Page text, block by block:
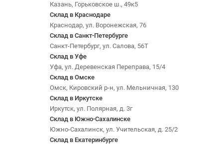
Казань, Горьковское ш., 49к5
Склад в Краснодаре
Краснодар, ул. Воронежская, 76
Склад в Санкт-Петербурге
Санкт-Петербург, ул. Салова, 56Т
Склад в Уфе
Уфа, ул. Деревенская Переправа, 15/4
Склад в Омске
Омск, Кировский р-н, ул. Мельничная, 130
Склад в Иркутске
Иркутск, ул. Полярная, д. 3г
Склад в Южно-Сахалинске
Южно-Сахалинск, ул. Учительская, д. 25/2
Склад в Екатеринбурге